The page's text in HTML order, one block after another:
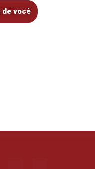
de você